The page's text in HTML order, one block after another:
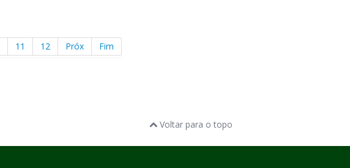
11 12 Próx Fim
Voltar para o topo